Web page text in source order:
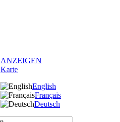
ANZEIGEN
Karte
English
Français
Deutsch